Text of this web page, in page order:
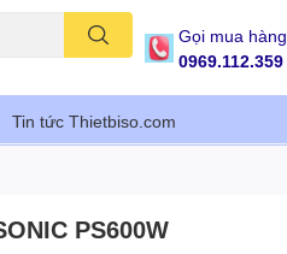
Gọi mua hàng
0969.112.359
Tin tức Thietbiso.com
PS600W